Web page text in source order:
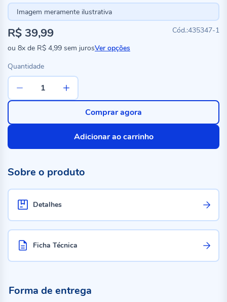
Imagem meramente ilustrativa
435347-1
R$ 39,99
ou 8x de R$ 4,99 sem jurosVer opções
Quantidade
Adicionar ao carrinho
Comprar agora
Sobre o produto
Detalhes
Ficha Técnica
Forma de entrega